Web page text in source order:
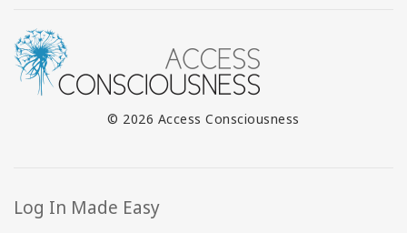
© 2026 Access Consciousness
Log In Made Easy